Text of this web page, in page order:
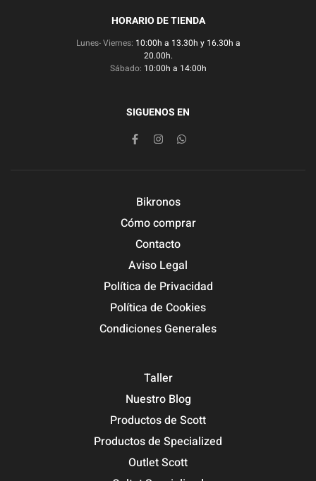
HORARIO DE TIENDA
Lunes- Viernes: 10:00h a 13.30h y 16.30h a
20.00h.
Sábado: 10:00h a 14:00h
SIGUENOS EN
Bikronos
Cómo comprar
Contacto
Aviso Legal
Política de Privacidad
Política de Cookies
Condiciones Generales
Taller
Nuestro Blog
Productos de Scott
Productos de Specialized
Outlet Scott